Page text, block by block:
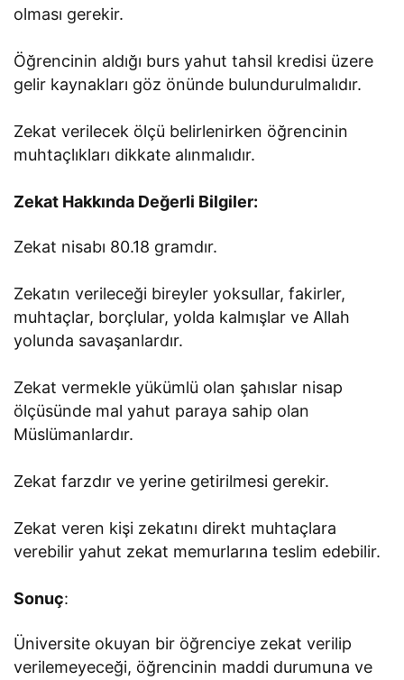
olması gerekir.
Öğrencinin aldığı burs yahut tahsil kredisi üzere
gelir kaynakları göz önünde bulundurulmalıdır.
Zekat verilecek ölçü belirlenirken öğrencinin
muhtaçlıkları dikkate alınmalıdır.
Zekat Hakkında Değerli Bilgiler:
Zekat nisabı 80.18 gramdır.
Zekatın verileceği bireyler yoksullar, fakirler,
muhtaçlar, borçlular, yolda kalmışlar ve Allah
yolunda savaşanlardır.
Zekat vermekle yükümlü olan şahıslar nisap
ölçüsünde mal yahut paraya sahip olan
Müslümanlardır.
Zekat farzdır ve yerine getirilmesi gerekir.
Zekat veren kişi zekatını direkt muhtaçlara
verebilir yahut zekat memurlarına teslim edebilir.
Sonuç:
Üniversite okuyan bir öğrenciye zekat verilip
verilemeyeceği, öğrencinin maddi durumuna ve